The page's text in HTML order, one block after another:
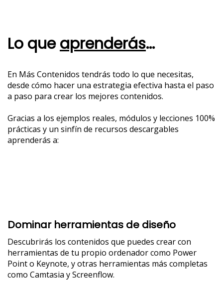
Lo queaprenderás...
En Más Contenidos tendrás todo lo que necesitas,
desde cómo hacer una estrategia efectiva hasta el paso
a paso para crear los mejores contenidos.
Gracias a los ejemplos reales, módulos y lecciones 100%
prácticas y un sinfín de recursos descargables
aprenderás a:
Dominar herramientas de diseño
Descubrirás los contenidos que puedes crear con
herramientas de tu propio ordenador como Power
Point o Keynote, y otras herramientas más completas
como Camtasia y Screenflow.